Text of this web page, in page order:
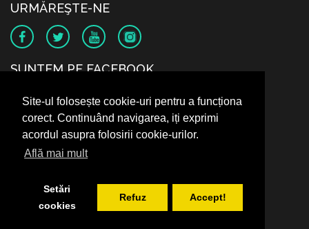
Site-ul folosește cookie-uri pentru a funcționa
corect. Continuând navigarea, iți exprimi
acordul asupra folosirii cookie-urilor.
Află mai mult
Setări
cookies
Refuz Accept!
URMĂREŞTE-NE
SUNTEM PE FACEBOOK